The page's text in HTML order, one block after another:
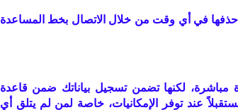
حذفها في أي وقت من خلال الاتصال بخط المساعدة
مباشرة، لكنها تضمن تسجيل بياناتك ضمن قاعدة
عند توفر الإمكانيات، خاصة لمن لم يتلق أي